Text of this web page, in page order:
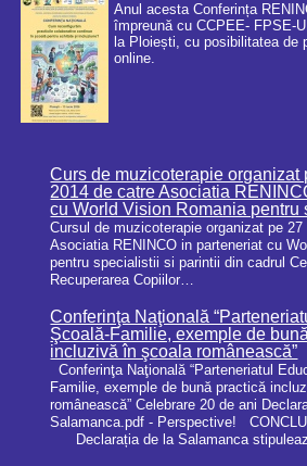
Anul acesta Conferința
împreună cu CCPEE- FPSE-
la Ploiești, cu posibilitatea de
online.
Curs de muzicoterapie organizat
2014 de catre Asociatia
cu World Vision Romania
Cursul de muzicoterapie organizat pe
Asociatia RENINCO in parteneriat cu
pentru specialistii si parintii din cadrul
Recuperarea Copiilor…
Conferinţa Naţională
Şcoală-Familie, exemple de
incluzivă în şcoala românească”
Conferinţa Naţională “Parteneriatul
Familie, exemple de bună practică
românească” Celebrare 20 de ani
Salamanca.pdf - Perspective!
Declarația de la Salamanca